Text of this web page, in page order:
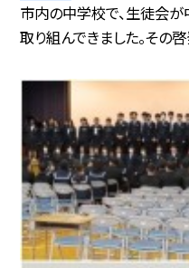
市内の中学校で、生徒会
取り組んできました。その